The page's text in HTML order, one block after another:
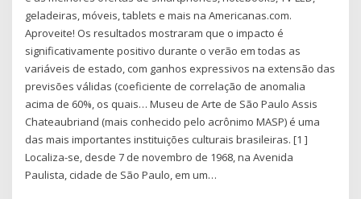
geladeiras, móveis, tablets e mais na Americanas.com.
Aproveite! Os resultados mostraram que o impacto é
significativamente positivo durante o verão em todas as
variáveis de estado, com ganhos expressivos na extensão das
previsões válidas (coeficiente de correlação de anomalia
acima de 60%, os quais… Museu de Arte de São Paulo Assis
Chateaubriand (mais conhecido pelo acrônimo MASP) é uma
das mais importantes instituições culturais brasileiras. [1 ]
Localiza-se, desde 7 de novembro de 1968, na Avenida
Paulista, cidade de São Paulo, em um…